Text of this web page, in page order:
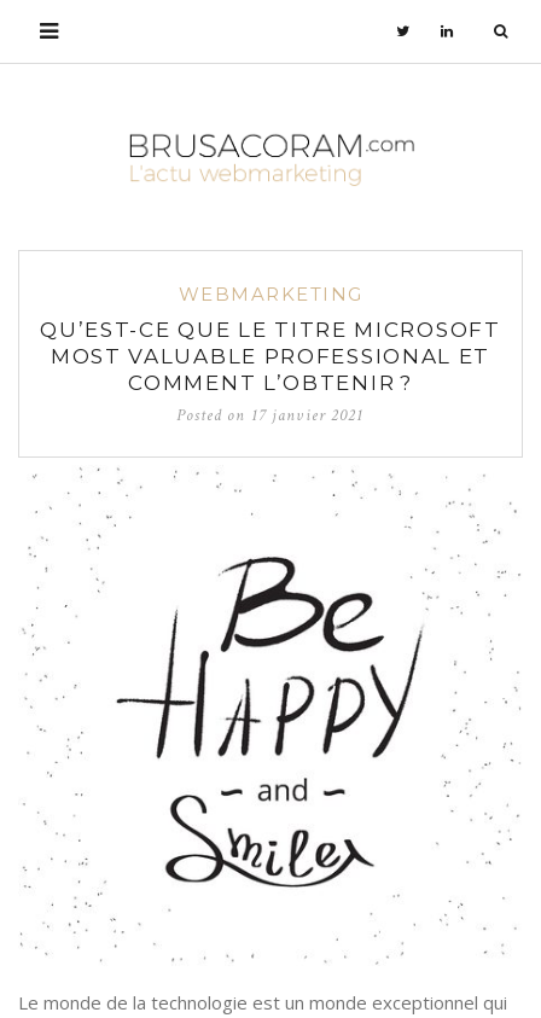
WEBMARKETING
QU’EST-CE QUE LE TITRE MICROSOFT
MOST VALUABLE PROFESSIONAL ET
COMMENT L’OBTENIR ?
Posted on 17 janvier 2021
Le monde de la technologie est un monde exceptionnel qui